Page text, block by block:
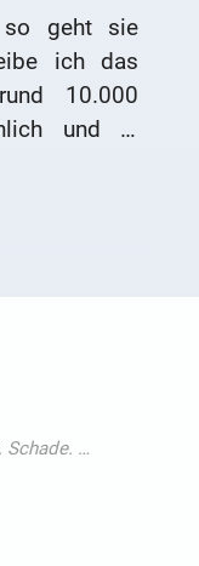
geht sie
ich das
rund 10.000
und in